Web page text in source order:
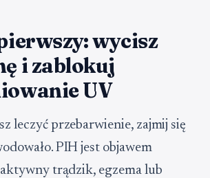
wycisz
i zablokuj
UV
leczyć przebarwienie, zajmij się
PIH jest objawem
trądzik, egzema lub